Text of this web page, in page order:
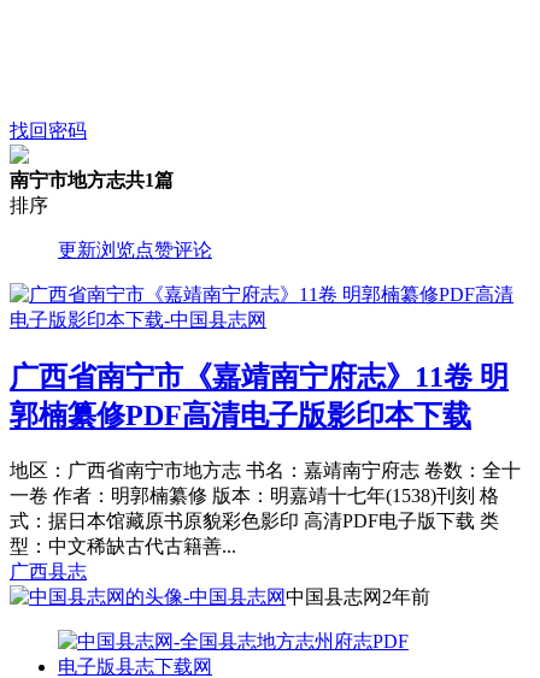
找回密码
南宁市地方志共1篇
排序
更新浏览点赞评论
广西省南宁市《嘉靖南宁府志》11卷 明
郭楠纂修PDF高清电子版影印本下载
地区：广西省南宁市地方志 书名：嘉靖南宁府志 卷数：全十
一卷 作者：明郭楠纂修 版本：明嘉靖十七年(1538)刊刻 格
式：据日本馆藏原书原貌彩色影印 高清PDF电子版下载 类
型：中文稀缺古代古籍善...
广西县志
中国县志网 2年前